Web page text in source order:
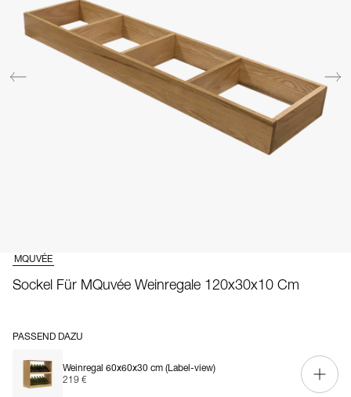
MQUVÉE
Sockel Für MQuvée Weinregale 120x30x10 Cm
PASSEND DAZU
Weinregal 60x60x30 cm (Label-view)
219 €